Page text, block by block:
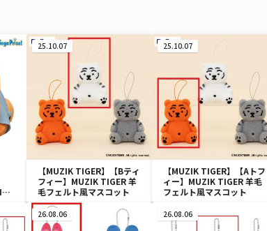
25.10.07
【MUZIK TIGER】【Bティ
フィー】MUZIK TIGER 羊
毛フェルト風マスコット
25.10.07
【MUZIK TIGER】【Aトフ
ィー】MUZIK TIGER 羊毛
フェルト風マスコット
26.08.06 26.08.06